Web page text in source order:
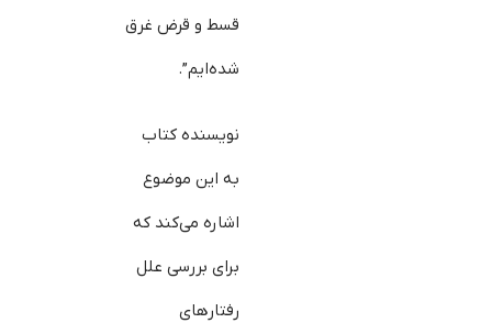
قسط و قرض غرق
شده‌ایم”.
نویسنده کتاب
به این موضوع
اشاره می‌کند که
برای بررسی علل
رفتارهای